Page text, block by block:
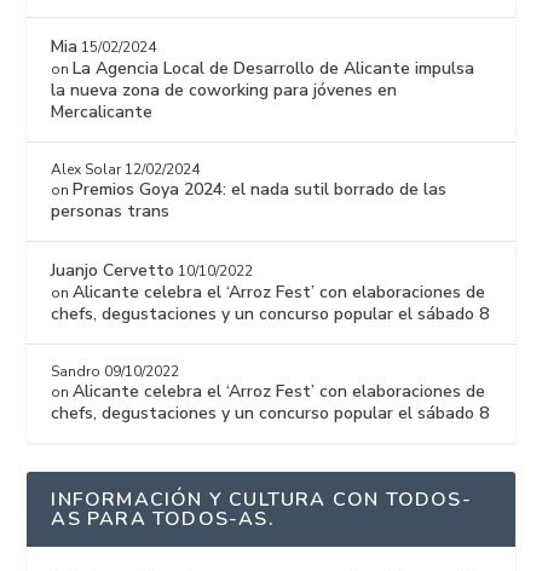
Mia 15/02/2024
on La Agencia Local de Desarrollo de Alicante impulsa
la nueva zona de coworking para jóvenes en
Mercalicante
Alex Solar 12/02/2024
on Premios Goya 2024: el nada sutil borrado de las
personas trans
Juanjo Cervetto 10/10/2022
onAlicante celebra el ‘Arroz Fest’ con elaboraciones de
chefs, degustaciones y un concurso popular el sábado 8
Sandro 09/10/2022
onAlicante celebra el ‘Arroz Fest’ con elaboraciones de
chefs, degustaciones y un concurso popular el sábado 8
INFORMACIÓN Y CULTURA CON TODOS-
AS PARA TODOS-AS.